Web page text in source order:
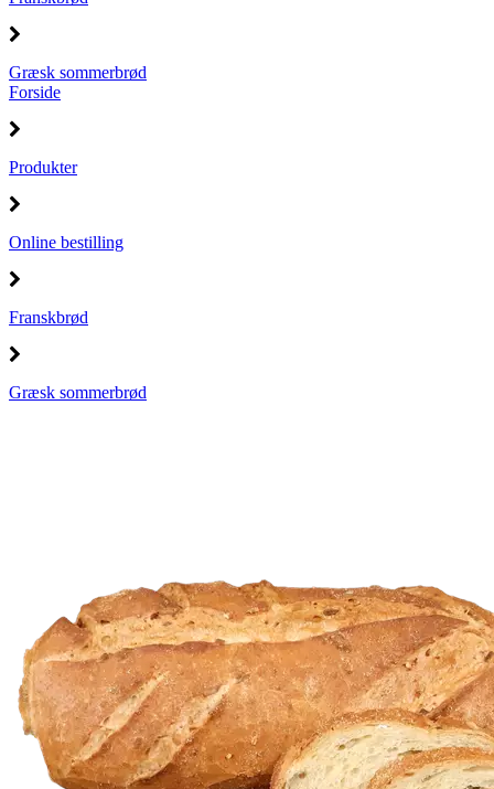
Græsk sommerbrød
Forside
Produkter
Online bestilling
Franskbrød
Græsk sommerbrød